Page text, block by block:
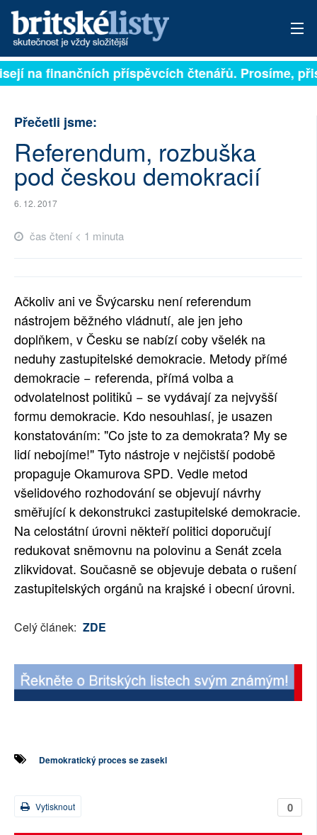
PŘIHLÁSIT
ROZHOVORY
TÉMATA
NEJČTENĚJŠÍ ZA 7 DNÍ
PŘÍSPĚVKY NA PROVOZ
SOCIÁLNÍ SÍTĚ
RUBRIKY
PLNÁ VERZE STRÁNEK
na finančních příspěvcích čtenářů. Prosíme,
Přečetli jsme:
Referendum, rozbuška
pod českou demokracií
6. 12. 2017
čas čtení < 1 minuta
Ačkoliv ani ve Švýcarsku není referendum
nástrojem běžného vládnutí, ale jen jeho
doplňkem, v Česku se nabízí coby všelék na
neduhy zastupitelské demokracie. Metody přímé
demokracie − referenda, přímá volba a
odvolatelnost politiků − se vydávají za nejvyšší
formu demokracie. Kdo nesouhlasí, je usazen
konstatováním: "Co jste to za demokrata? My se
lidí nebojíme!" Tyto nástroje v nejčistší podobě
propaguje Okamurova SPD. Vedle metod
všelidového rozhodování se objevují návrhy
směřující k dekonstrukci zastupitelské demokracie.
Na celostátní úrovni někteří politici doporučují
redukovat sněmovnu na polovinu a Senát zcela
zlikvidovat. Současně se objevuje debata o rušení
zastupitelských orgánů na krajské i obecní úrovni.
Celý článek: ZDE
Demokratický proces se zasekl
0
Vytisknout